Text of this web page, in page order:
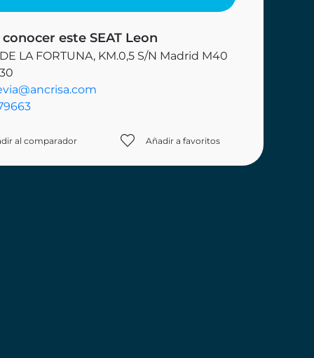
conocer este SEAT Leon
LA FORTUNA, KM.0,5 S/N Madrid M40
al comparador Añadir a favoritos